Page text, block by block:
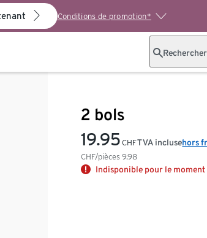
Conditions de promotion*
Rechercher
2 bols
19.95 CHF
CHF/pièces9.98
TVA inclusehors
Indisponible pour le moment